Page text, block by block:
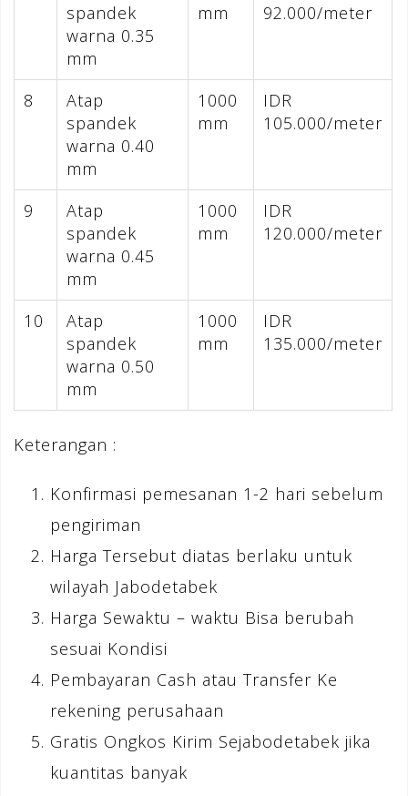
spandek
warna 0.35
mm
mm
92.000/meter
8
Atap
spandek
warna 0.40
mm
1000
mm
IDR
105.000/meter
9
Atap
spandek
warna 0.45
mm
1000
mm
IDR
120.000/meter
10
Atap
spandek
warna 0.50
mm
1000
mm
IDR
135.000/meter
Keterangan :
Konfirmasi pemesanan 1-2 hari sebelum
pengiriman
Harga Tersebut diatas berlaku untuk
wilayah Jabodetabek
Harga Sewaktu – waktu Bisa berubah
sesuai Kondisi
Pembayaran Cash atau Transfer Ke
rekening perusahaan
Gratis Ongkos Kirim Sejabodetabek jika
kuantitas banyak